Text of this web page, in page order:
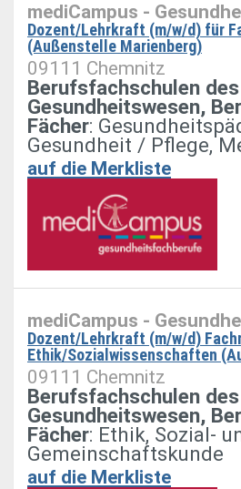
mediCampus -
Dozent/Lehrkraft (m/w/d) für
(Außenstelle Marienberg)
09111 Chemnitz
Berufsfachschulen des
Gesundheitswesen,
Fächer:
Gesundheit / Pflege,
auf die Merkliste
mediCampus -
Dozent/Lehrkraft (m/w/d)
Ethik/Sozialwissenschaften
09111 Chemnitz
Berufsfachschulen des
Gesundheitswesen,
Fächer: Ethik, Sozial-
Gemeinschaftskunde
auf die Merkliste